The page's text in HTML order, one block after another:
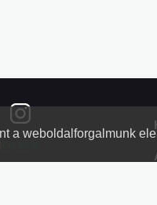
a weboldalforgalmunk